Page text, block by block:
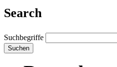
Search
Suchbegriffe
Suchen